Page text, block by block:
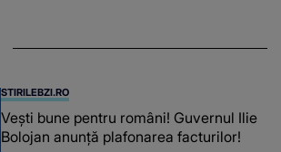
chiar și după trecerea anilor: "De
STIRILEBZI.RO
Vești bune pentru români! Guvernul Ilie
Bolojan anunță plafonarea facturilor!